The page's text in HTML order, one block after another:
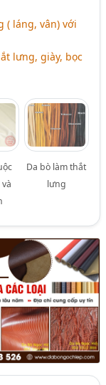
( láng, vân) với
lưng, giày, bọc
Da bò làm thắt
lưng